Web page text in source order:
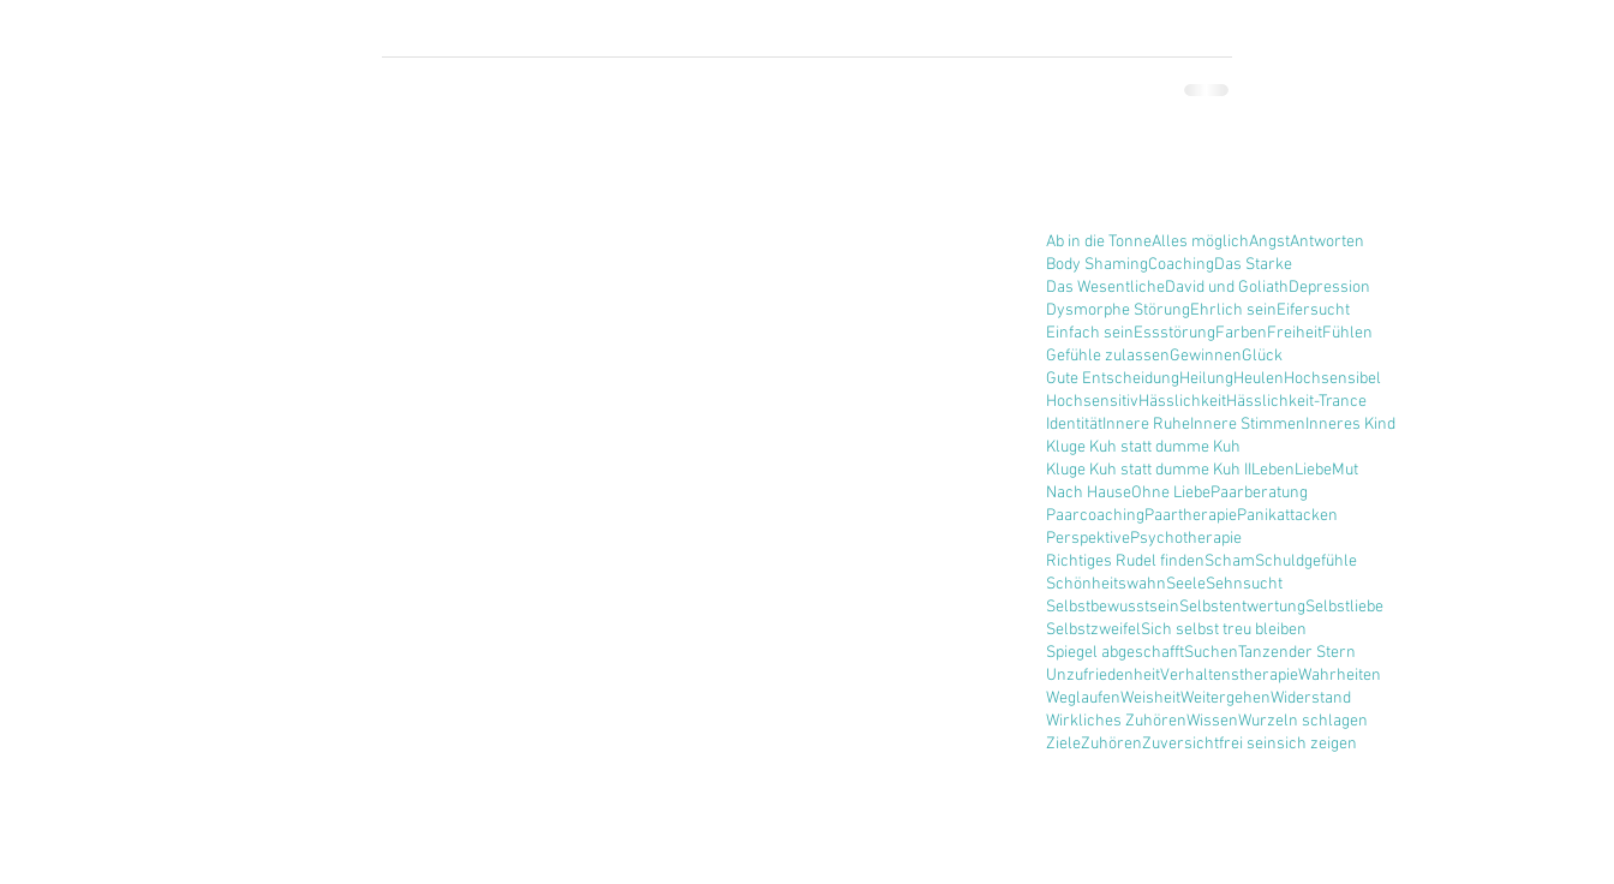
Ab in die TonneAlles möglichAngstAntworten
Body ShamingCoachingDas Starke
Das WesentlicheDavid und GoliathDepression
Dysmorphe StörungEhrlich seinEifersucht
Einfach seinEssstörungFarbenFreiheitFühlen
Gefühle zulassenGewinnenGlück
Gute EntscheidungHeilungHeulenHochsensibel
HochsensitivHässlichkeitHässlichkeit-Trance
IdentitätInnere RuheInnere StimmenInneres Kind
Kluge Kuh statt dumme Kuh
Kluge Kuh statt dumme Kuh IILebenLiebeMut
Nach HauseOhne LiebePaarberatung
PaarcoachingPaartherapiePanikattacken
PerspektivePsychotherapie
Richtiges Rudel findenSchamSchuldgefühle
SchönheitswahnSeeleSehnsucht
SelbstbewusstseinSelbstentwertungSelbstliebe
SelbstzweifelSich selbst treu bleiben
Spiegel abgeschafftSuchenTanzender Stern
UnzufriedenheitVerhaltenstherapieWahrheiten
WeglaufenWeisheitWeitergehenWiderstand
Wirkliches ZuhörenWissenWurzeln schlagen
ZieleZuhörenZuversichtfrei seinsich zeigen